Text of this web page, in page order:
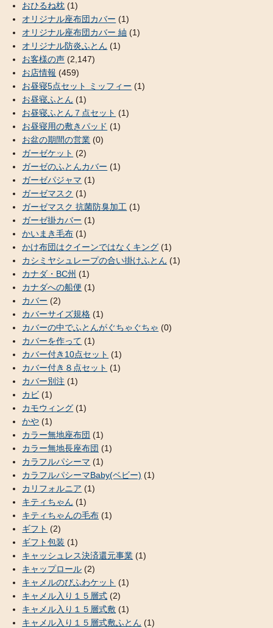
おひるね枕 (1)
オリジナル座布団カバー (1)
オリジナル座布団カバー 紬 (1)
オリジナル防炎ふとん (1)
お客様の声 (2,147)
お店情報 (459)
お昼寝5点セット ミッフィー (1)
お昼寝ふとん (1)
お昼寝ふとん７点セット (1)
お昼寝用の敷きパッド (1)
お盆の期間の営業 (0)
ガーゼケット (2)
ガーゼのふとんカバー (1)
ガーゼパジャマ (1)
ガーゼマスク (1)
ガーゼマスク 抗菌防臭加工 (1)
ガーゼ掛カバー (1)
かいまき毛布 (1)
かけ布団はクイーンではなくキング (1)
カシミヤシュレープの合い掛けふとん (1)
カナダ・BC州 (1)
カナダへの船便 (1)
カバー (2)
カバーサイズ規格 (1)
カバーの中でふとんがぐちゃぐちゃ (0)
カバーを作って (1)
カバー付き10点セット (1)
カバー付き８点セット (1)
カバー別注 (1)
カビ (1)
カモウィング (1)
かや (1)
カラー無地座布団 (1)
カラー無地長座布団 (1)
カラフルパシーマ (1)
カラフルパシーマBaby(ベビー) (1)
カリフォルニア (1)
キティちゃん (1)
キティちゃんの毛布 (1)
ギフト (2)
ギフト包装 (1)
キャッシュレス決済還元事業 (1)
キャップロール (2)
キャメルのびふわケット (1)
キャメル入り１５層式 (2)
キャメル入り１５層式敷 (1)
キャメル入り１５層式敷ふとん (1)